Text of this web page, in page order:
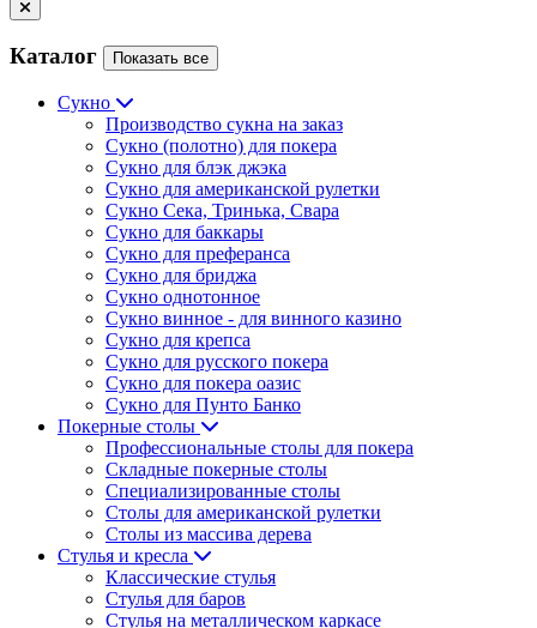
Каталог Показать все
Сукно
Производство сукна на заказ
Сукно (полотно) для покера
Сукно для блэк джэка
Сукно для американской рулетки
Сукно Сека, Тринька, Свара
Сукно для баккары
Сукно для преферанса
Сукно для бриджа
Сукно однотонное
Сукно винное - для винного казино
Сукно для крепса
Сукно для русского покера
Сукно для покера оазис
Сукно для Пунто Банко
Покерные столы
Профессиональные столы для покера
Складные покерные столы
Специализированные столы
Столы для американской рулетки
Столы из массива дерева
Стулья и кресла
Классические стулья
Стулья для баров
Стулья на металлическом каркасе